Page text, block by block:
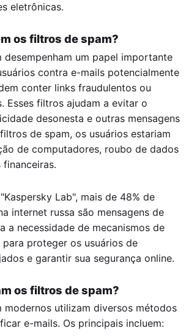
eletrônicas.
os filtros de spam?
desempenham um papel importante
contra e-mails potencialmente
conter links fraudulentos ou
Esses filtros ajudam a evitar o
desonesta e outras mensagens
de spam, os usuários estariam
de computadores, roubo de dados
financeiras.
Lab", mais de 48% de
internet russa são mensagens de
a necessidade de mecanismos de
proteger os usuários de
e garantir sua segurança online.
os filtros de spam?
modernos utilizam diversos métodos
e-mails. Os principais incluem: